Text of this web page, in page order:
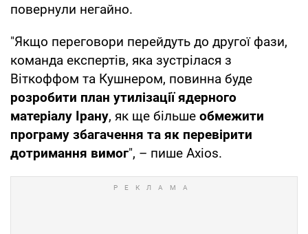
повернули негайно.
"Якщо переговори перейдуть до другої фази,
команда експертів, яка зустрілася з
Віткоффом та Кушнером, повинна буде
розробити план утилізації ядерного
матеріалу Ірану, як ще більше обмежити
програму збагачення та як перевірити
дотримання вимог", – пише Axios.